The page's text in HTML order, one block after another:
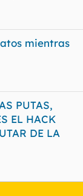
e
mientras
PUTAS,
EL HACK
DE LA